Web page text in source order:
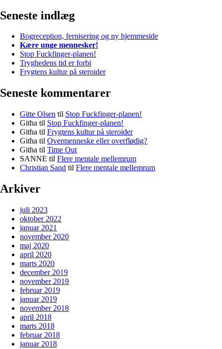
Seneste indlæg
Bogreception, fernisering og ny hjemmeside
Kære unge mennesker!
Stop Fuckfinger-planen!
Tryghedens tid er forbi
Frygtens kultur på steroider
Seneste kommentarer
Gitte Olsen til Stop Fuckfinger-planen!
Githa til Stop Fuckfinger-planen!
Githa til Frygtens kultur på steroider
Githa til Overmenneske eller overflødig?
Githa til Time Out
SANNE til Flere mentale mellemrum
Christian Sand til Flere mentale mellemrum
Arkiver
juli 2023
oktober 2022
januar 2021
november 2020
maj 2020
april 2020
marts 2020
december 2019
november 2019
februar 2019
januar 2019
november 2018
april 2018
marts 2018
februar 2018
januar 2018